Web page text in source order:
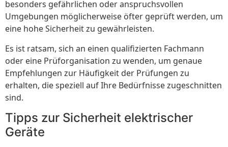
besonders gefährlichen oder anspruchsvollen
Umgebungen möglicherweise öfter geprüft werden, um
eine hohe Sicherheit zu gewährleisten.
Es ist ratsam, sich an einen qualifizierten Fachmann
oder eine Prüforganisation zu wenden, um genaue
Empfehlungen zur Häufigkeit der Prüfungen zu
erhalten, die speziell auf Ihre Bedürfnisse zugeschnitten
sind.
Tipps zur Sicherheit elektrischer
Geräte